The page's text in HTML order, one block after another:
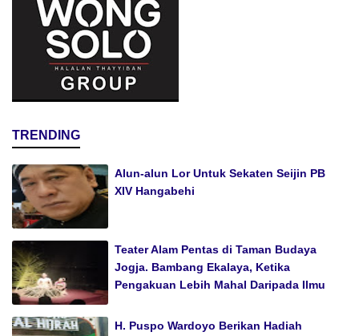
TRENDING
Alun-alun Lor Untuk Sekaten Seijin PB
XIV Hangabehi
Teater Alam Pentas di Taman Budaya
Jogja. Bambang Ekalaya, Ketika
Pengakuan Lebih Mahal Daripada Ilmu
H. Puspo Wardoyo Berikan Hadiah